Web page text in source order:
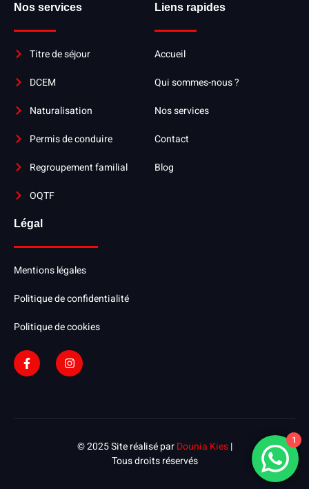
Nos services
Titre de séjour
DCEM
Naturalisation
Permis de conduire
Regroupement familial
OQTF
Liens rapides
Accueil
Qui sommes-nous ?
Nos services
Contact
Blog
Légal
Mentions légales
Politique de confidentialité
Politique de cookies
© 2025 Site réalisé parDounia Kies|
Tous droits réservés
1